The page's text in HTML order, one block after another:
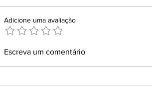
Conheça Andrea Barros e a
Roteiros Personalizados
Adicione uma avaliação
Escreva um comentário